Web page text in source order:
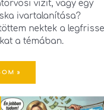
vizit, vagy egy
ivartalanítása?
nektek a
a témában.
»